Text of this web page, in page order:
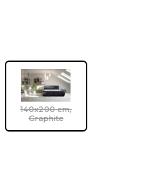
140x200 cm,
Graphite